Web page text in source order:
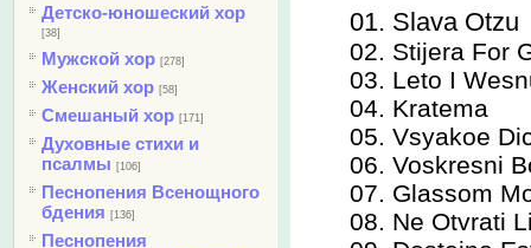
Детско-юношеский хор
[38]
Мужской хор [278]
Женский хор [58]
Смешаный хор [171]
Духовные стихи и
псалмы [106]
Песнопения Всенощного
бдения [136]
Песнопения
01. Slava
02. Stijera For
03. Leto I
04. Kratema
05. Vsyakoe
06. Voskresni
07. Glassom
08. Ne Otvrati